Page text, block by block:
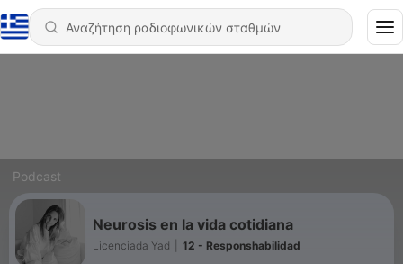
Podcast
Neurosis en la vida cotidiana
Licenciada Yad 12 - Responshabilidad